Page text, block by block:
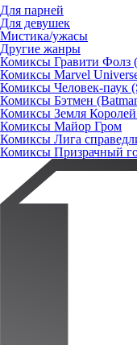
Для парней
Для девушек
Мистика/ужасы
Другие жанры
Комиксы Гравити Фолз
Комиксы Marvel
Комиксы Человек-паук
Комиксы Бэтмен
Комиксы Земля
Комиксы Майор Гром
Комиксы Лига
Комиксы Призрачный